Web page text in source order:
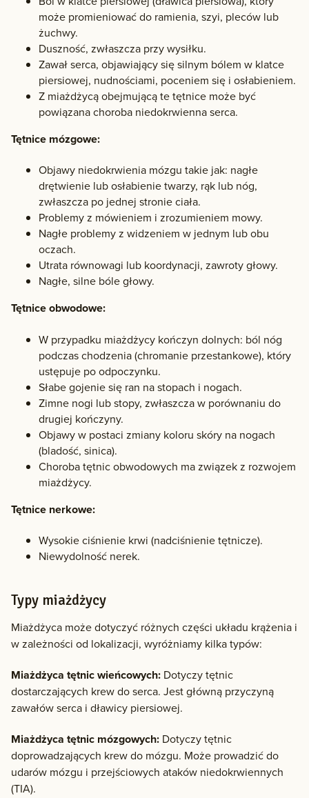
może promieniować do ramienia, szyi, pleców lub
żuchwy.
Duszność, zwłaszcza przy wysiłku.
Zawał serca, objawiający się silnym bólem w klatce
piersiowej, nudnościami, poceniem się i osłabieniem.
Z miażdżycą obejmującą te tętnice może być
powiązana choroba niedokrwienna serca.
Tętnice mózgowe:
Objawy niedokrwienia mózgu takie jak: nagłe
drętwienie lub osłabienie twarzy, rąk lub nóg,
zwłaszcza po jednej stronie ciała.
Problemy z mówieniem i zrozumieniem mowy.
Nagłe problemy z widzeniem w jednym lub obu
oczach.
Utrata równowagi lub koordynacji, zawroty głowy.
Nagłe, silne bóle głowy.
Tętnice obwodowe:
W przypadku miażdżycy kończyn dolnych: ból nóg
podczas chodzenia (chromanie przestankowe), który
ustępuje po odpoczynku.
Słabe gojenie się ran na stopach i nogach.
Zimne nogi lub stopy, zwłaszcza w porównaniu do
drugiej kończyny.
Objawy w postaci zmiany koloru skóry na nogach
(bladość, sinica).
Choroba tętnic obwodowych ma związek z rozwojem
miażdżycy.
Tętnice nerkowe:
Wysokie ciśnienie krwi (nadciśnienie tętnicze).
Niewydolność nerek.
Typy miażdżycy
Miażdżyca może dotyczyć różnych części układu krążenia i
w zależności od lokalizacji, wyróżniamy kilka typów:
Miażdżyca tętnic wieńcowych: Dotyczy tętnic
dostarczających krew do serca. Jest główną przyczyną
zawałów serca i dławicy piersiowej.
Miażdżyca tętnic mózgowych: Dotyczy tętnic
doprowadzających krew do mózgu. Może prowadzić do
udarów mózgu i przejściowych ataków niedokrwiennych
(TIA).